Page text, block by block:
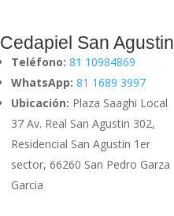
Cedapiel San Agustin
Teléfono: 81 10984869
WhatsApp: 81 1689 3997
Ubicación: Plaza Saaghi Local
37 Av. Real San Agustin 302,
Residencial San Agustin 1er
sector, 66260 San Pedro Garza
Garcia